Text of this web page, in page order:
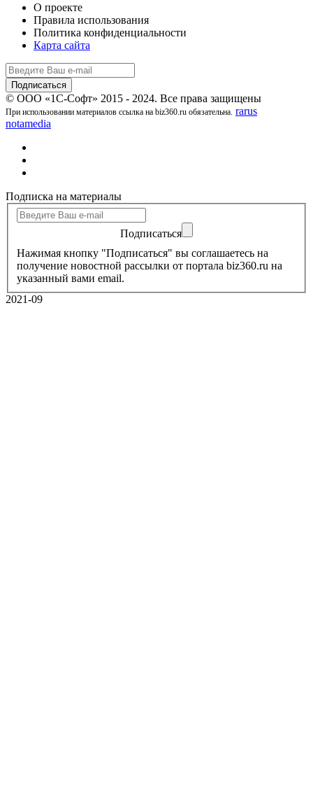
О проекте
Правила использования
Политика конфиденциальности
Карта сайта
© ООО «1С-Софт» 2015 - 2024. Все права защищены
При использовании материалов ссылка на biz360.ru обязательна. rarus
notamedia
Подписка на материалы
Подписаться
Нажимая кнопку "Подписаться" вы соглашаетесь на
получение новостной рассылки от портала biz360.ru на
указанный вами email.
2021-09